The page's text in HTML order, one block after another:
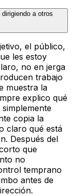
a otros
el público,
les estoy
no en jerga
trabajo
muestra la
explico qué
copia la
claro qué está
Después del
que
no
temprano
antes de